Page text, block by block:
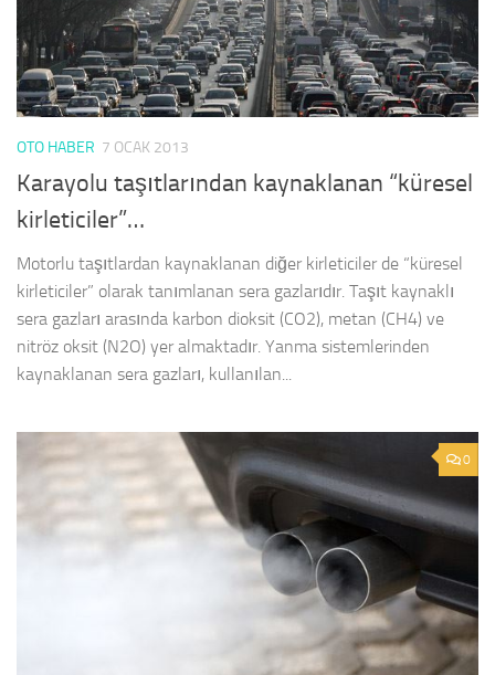
OTO HABER 7 OCAK 2013
Karayolu taşıtlarından kaynaklanan “küresel
kirleticiler”…
Motorlu taşıtlardan kaynaklanan diğer kirleticiler de “küresel
kirleticiler” olarak tanımlanan sera gazlarıdır. Taşıt kaynaklı
sera gazları arasında karbon dioksit (CO2), metan (CH4) ve
nitröz oksit (N2O) yer almaktadır. Yanma sistemlerinden
kaynaklanan sera gazları, kullanılan...
0